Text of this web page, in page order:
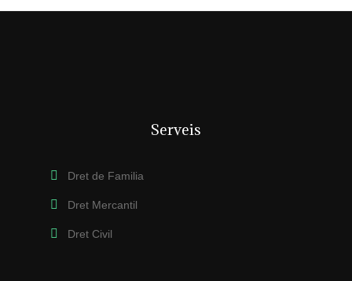
Serveis
Dret de Familia
Dret Mercantil
Dret Civil